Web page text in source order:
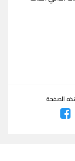
الصفحة